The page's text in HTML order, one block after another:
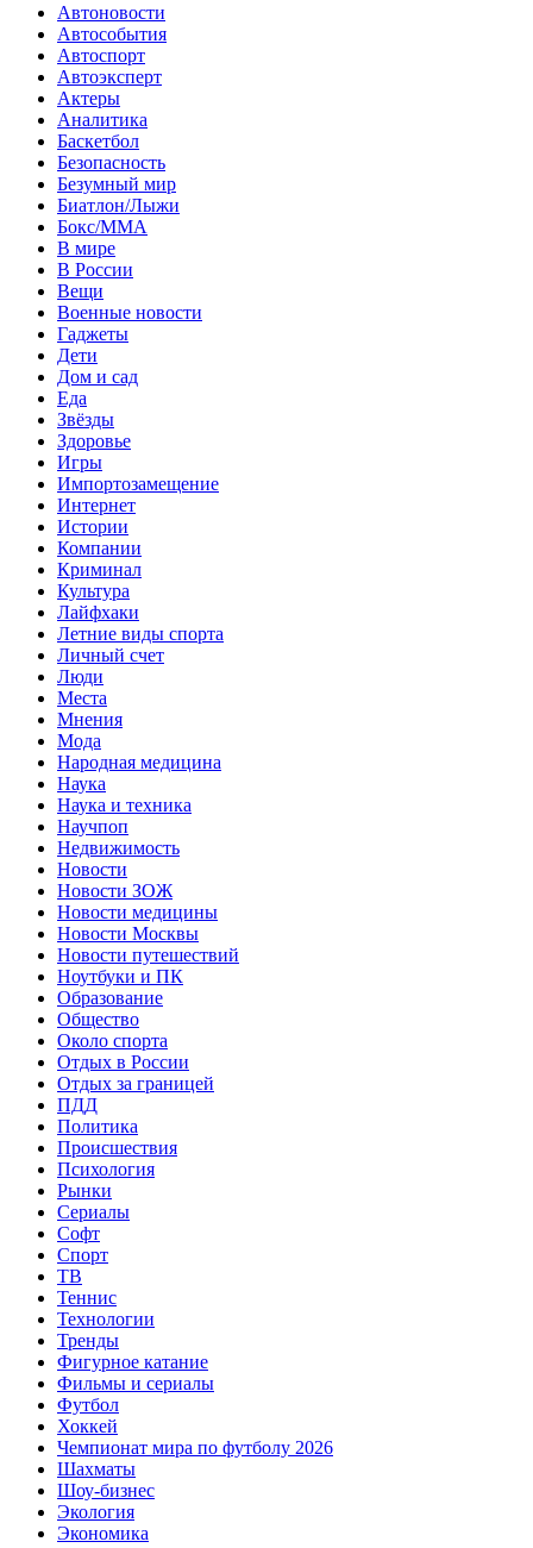
Автоновости
Автособытия
Автоспорт
Автоэксперт
Актеры
Аналитика
Баскетбол
Безопасность
Безумный мир
Биатлон/Лыжи
Бокс/MMA
В мире
В России
Вещи
Военные новости
Гаджеты
Дети
Дом и сад
Еда
Звёзды
Здоровье
Игры
Импортозамещение
Интернет
Истории
Компании
Криминал
Культура
Лайфхаки
Летние виды спорта
Личный счет
Люди
Места
Мнения
Мода
Народная медицина
Наука
Наука и техника
Научпоп
Недвижимость
Новости
Новости ЗОЖ
Новости медицины
Новости Москвы
Новости путешествий
Ноутбуки и ПК
Образование
Общество
Около спорта
Отдых в России
Отдых за границей
ПДД
Политика
Происшествия
Психология
Рынки
Сериалы
Софт
Спорт
ТВ
Теннис
Технологии
Тренды
Фигурное катание
Фильмы и сериалы
Футбол
Хоккей
Чемпионат мира по футболу 2026
Шахматы
Шоу-бизнес
Экология
Экономика